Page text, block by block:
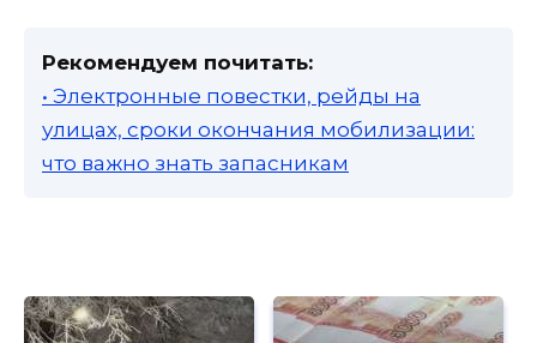
Рекомендуем почитать:
• Электронные повестки, рейды на
улицах, сроки окончания мобилизации:
что важно знать запасникам